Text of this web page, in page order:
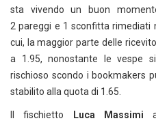
sta vivendo un buon
2 pareggi e 1 sconfitta rimediati
cui, la maggior parte delle
a 1.95, nonostante le vespe
rischioso scondo i bookmakers
stabilito alla quota di 1.65.
Il fischietto Luca Massimi